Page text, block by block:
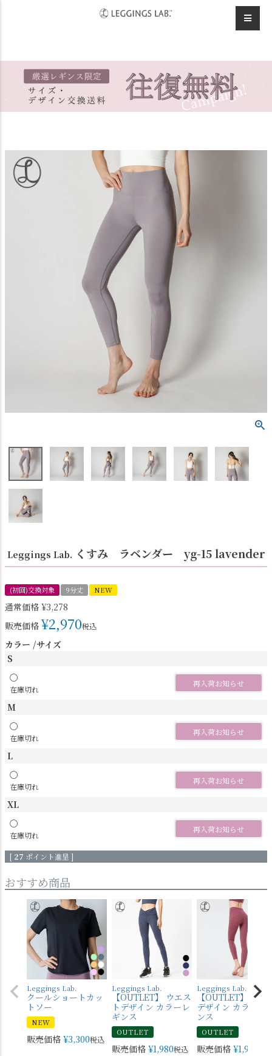
Leggings Lab. くすみ ラベンダー yg-15 lavender
(初回)交換対象 9分丈 NEW
通常価格 ¥3,278
販売価格 ¥2,970税込
カラー サイズ
S
〇
在庫切れ
再入荷お知らせ
M
〇
在庫切れ
再入荷お知らせ
L
〇
在庫切れ
再入荷お知らせ
XL
〇
在庫切れ
再入荷お知らせ
[ 27 ポイント進呈 ]
おすすめ商品
Leggings Lab.
クールショートカッ
トソー
NEW
販売価格 ¥3,300税込
Leggings Lab.
【OUTLET】 ウエス
トデザイン カラーレ
ギンス
OUTLET
販売価格 ¥1,980税込
Leggings Lab.
【OUTLET】 バッ
デザイン カラーレ
ンス
OUTLET
販売価格 ¥1,980